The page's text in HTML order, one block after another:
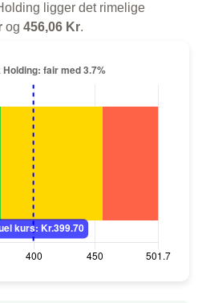
ligger det rimelige
og 456,06 Kr.